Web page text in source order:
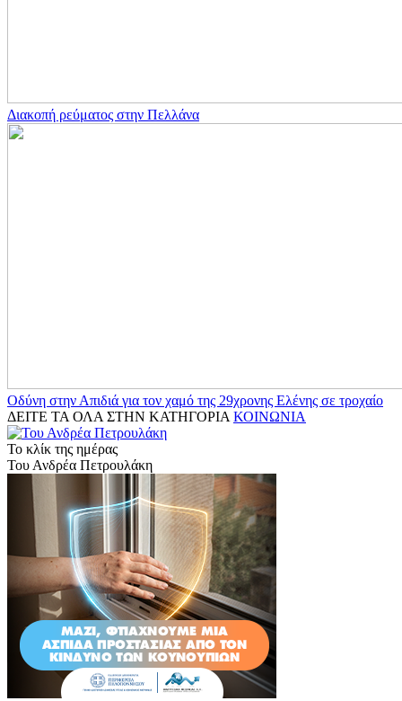
Διακοπή ρεύματος στην Πελλάνα
Οδύνη στην Απιδιά για τον χαμό της 29χρονης Ελένης σε τροχαίο
ΔΕΙΤΕ ΤΑ ΟΛΑ ΣΤΗΝ ΚΑΤΗΓΟΡΙΑ ΚΟΙΝΩΝΙΑ
Το κλίκ της ημέρας
Του Ανδρέα Πετρουλάκη